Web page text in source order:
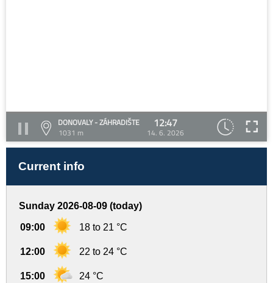
DONOVALY - ZÁHRADIŠTE
1031 m
12:47
14. 6. 2026
Current info
Sunday 2026-08-09 (today)
09:00 18 to 21 °C
12:00 22 to 24 °C
15:00 24 °C